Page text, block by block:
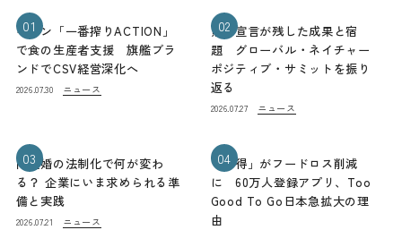
01
キリン「一番搾りACTION」
で食の生産者支援 旗艦ブラ
ンドでCSV経営深化へ
2026.07.30 ニュース
02
熊本宣言が残した成果と宿
題 グローバル・ネイチャー
ポジティブ・サミットを振り
返る
2026.07.27 ニュース
03
同性婚の法制化で何が変わ
る？ 企業にいま求められる準
備と実践
2026.07.21 ニュース
04
「お得」がフードロス削減
に 60万人登録アプリ、Too
Good To Go日本急拡大の理
由